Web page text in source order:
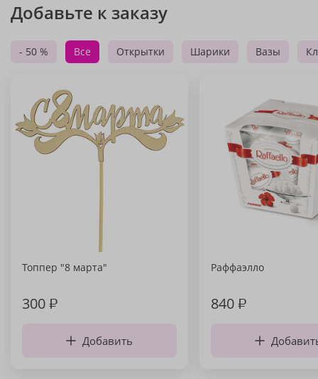
Добавьте к заказу
- 50 % Все Открытки Шарики Вазы
Топпер "8 марта"
300₽
Добавить
Раффаэлло
840₽